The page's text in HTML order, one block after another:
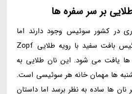
در کشور سوئیس وجود دارند اما
معروف ترین آنها نان گیس بافت سفید با رویه طلایی Zopf
ها یافت می شود. این نان طلایی به
ها مهمان خانه هر سوئیسی است.
نان ها ساده به نظر برسد اما داستان